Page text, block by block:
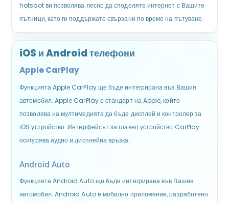
hotspot ви позволява лесно да споделяте интернет с Вашите
пътници, като ги поддържате свързани по време на пътуване.
iOS и Android телефони
Apple CarPlay
Функцията Apple CarPlay ще бъде интегрирана във Вашия
автомобил. Apple CarPlay е стандарт на Apple, който
позволява на мултимедията да бъде дисплей и контролер за
iOS устройство. Интерфейсът за главно устройство CarPlay
осигурява аудио и дисплейна връзка.
Android Auto
Функцията Android Auto ще бъде интегрирана във Вашия
автомобил. Android Auto е мобилно приложение, разработено